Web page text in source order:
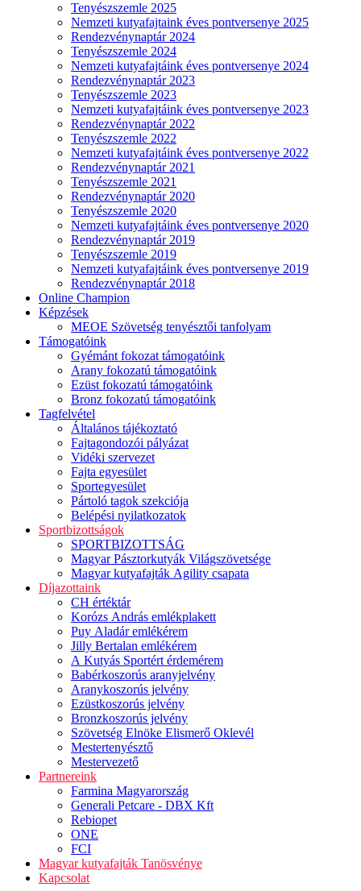
Tenyészszemle 2025
Nemzeti kutyafajtaink éves pontversenye 2025
Rendezvénynaptár 2024
Tenyészszemle 2024
Nemzeti kutyafajtáink éves pontversenye 2024
Rendezvénynaptár 2023
Tenyészszemle 2023
Nemzeti kutyafajtáink éves pontversenye 2023
Rendezvénynaptár 2022
Tenyészszemle 2022
Nemzeti kutyafajtáink éves pontversenye 2022
Rendezvénynaptár 2021
Tenyészszemle 2021
Rendezvénynaptár 2020
Tenyészszemle 2020
Nemzeti kutyafajtáink éves pontversenye 2020
Rendezvénynaptár 2019
Tenyészszemle 2019
Nemzeti kutyafajtáink éves pontversenye 2019
Rendezvénynaptár 2018
Online Champion
Képzések
MEOE Szövetség tenyésztői tanfolyam
Támogatóink
Gyémánt fokozat támogatóink
Arany fokozatú támogatóink
Ezüst fokozatú támogatóink
Bronz fokozatú támogatóink
Tagfelvétel
Általános tájékoztató
Fajtagondozói pályázat
Vidéki szervezet
Fajta egyesület
Sportegyesület
Pártoló tagok szekciója
Belépési nyilatkozatok
Sportbizottságok
SPORTBIZOTTSÁG
Magyar Pásztorkutyák Világszövetsége
Magyar kutyafajták Agility csapata
Díjazottaink
CH értéktár
Korózs András emlékplakett
Puy Aladár emlékérem
Jilly Bertalan emlékérem
A Kutyás Sportért érdemérem
Babérkoszorús aranyjelvény
Aranykoszorús jelvény
Ezüstkoszorús jelvény
Bronzkoszorús jelvény
Szövetség Elnöke Elismerő Oklevél
Mestertenyésztő
Mestervezető
Partnereink
Farmina Magyarország
Generali Petcare - DBX Kft
Rebiopet
ONE
FCI
Magyar kutyafajták Tanösvénye
Kapcsolat